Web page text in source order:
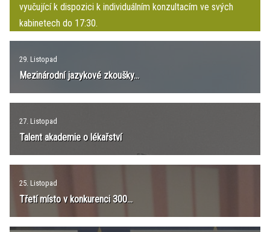
vyučující k dispozici k individuálním konzultacím ve svých
kabinetech do 17:30.
29. Listopad
Mezinárodní jazykové zkoušky...
27. Listopad
Talent akademie o lékařství
25. Listopad
Třetí místo v konkurenci 300...